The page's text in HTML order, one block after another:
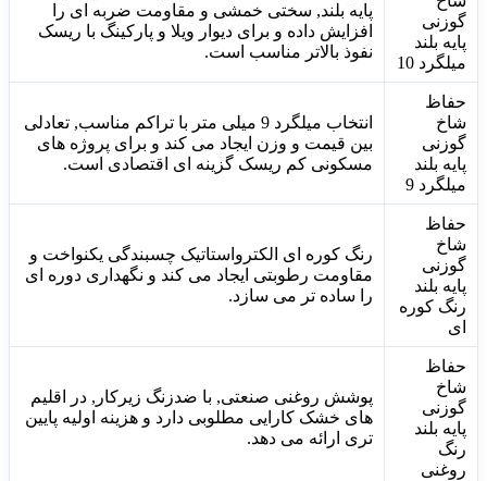
گوزنی
پایه بلند
میلگرد 10
پایه بلند, سختی خمشی و مقاومت ضربه ای را
افزایش داده و برای دیوار ویلا و پارکینگ با ریسک
نفوذ بالاتر مناسب است.
حفاظ
شاخ
گوزنی
پایه بلند
میلگرد 9
انتخاب میلگرد 9 میلی متر با تراکم مناسب, تعادلی
بین قیمت و وزن ایجاد می کند و برای پروژه های
مسکونی کم ریسک گزینه ای اقتصادی است.
حفاظ
شاخ
گوزنی
پایه بلند
رنگ کوره
ای
رنگ کوره ای الکترواستاتیک چسبندگی یکنواخت و
مقاومت رطوبتی ایجاد می کند و نگهداری دوره ای
را ساده تر می سازد.
حفاظ
شاخ
گوزنی
پایه بلند
رنگ
روغنی
پوشش روغنی صنعتی, با ضدزنگ زیرکار, در اقلیم
های خشک کارایی مطلوبی دارد و هزینه اولیه پایین
تری ارائه می دهد.